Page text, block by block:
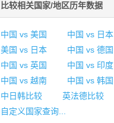
比较相关国家/地区历年数据
中国 vs 美国
中国 vs 日本
美国 vs 日本
中国 vs 德国
中国 vs 英国
中国 vs 印度
中国 vs 越南
中国 vs 韩国
中日韩比较
英法德比较
自定义国家查询...